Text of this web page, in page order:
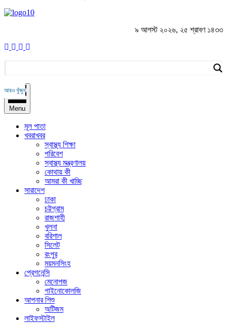
৯ আগস্ট ২০২৬, ২৫ শ্রাবণ ১৪৩৩
আরও খুঁজুন
Menu
মূল পাতা
খবরাখবর
স্বাস্থ্য শিক্ষা
পরিবেশ
স্বাস্থ্য মন্ত্রণালয়
কোথায় কী
আমরা কী খাচ্ছি
সারাদেশ
ঢাকা
চট্টগ্রাম
রাজশাহী
খুলনা
বরিশাল
সিলেট
রংপুর
ময়মনসিংহ
প্রেগনেন্সি
মেনোপজ
গাইনোকোলজি
আপনার শিশু
অটিজম
লাইফস্টাইল